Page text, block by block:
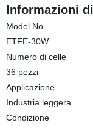
Informazioni
Model No.
ETFE-30W
Numero di celle
36 pezzi
Applicazione
Industria leggera
Condizione